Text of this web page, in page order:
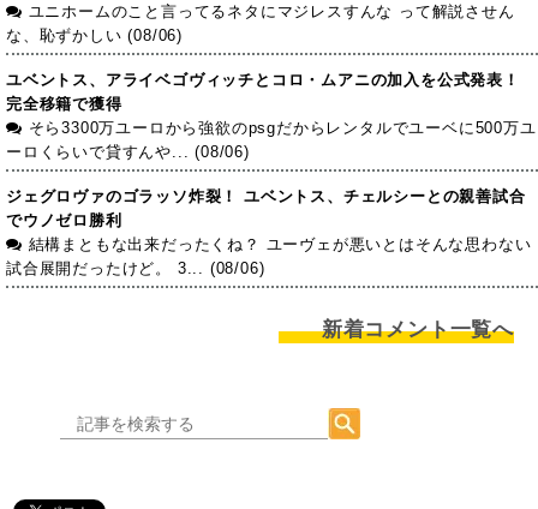
ユニホームのこと言ってるネタにマジレスすんな って解説させん
な、恥ずかしい (08/06)
ユベントス、アライベゴヴィッチとコロ・ムアニの加入を公式発表！
完全移籍で獲得
そら3300万ユーロから強欲のpsgだからレンタルでユーベに500万ユ
ーロくらいで貸すんや... (08/06)
ジェグロヴァのゴラッソ炸裂！ ユベントス、チェルシーとの親善試合
でウノゼロ勝利
結構まともな出来だったくね？ ユーヴェが悪いとはそんな思わない
試合展開だったけど。 3... (08/06)
新着コメント一覧へ